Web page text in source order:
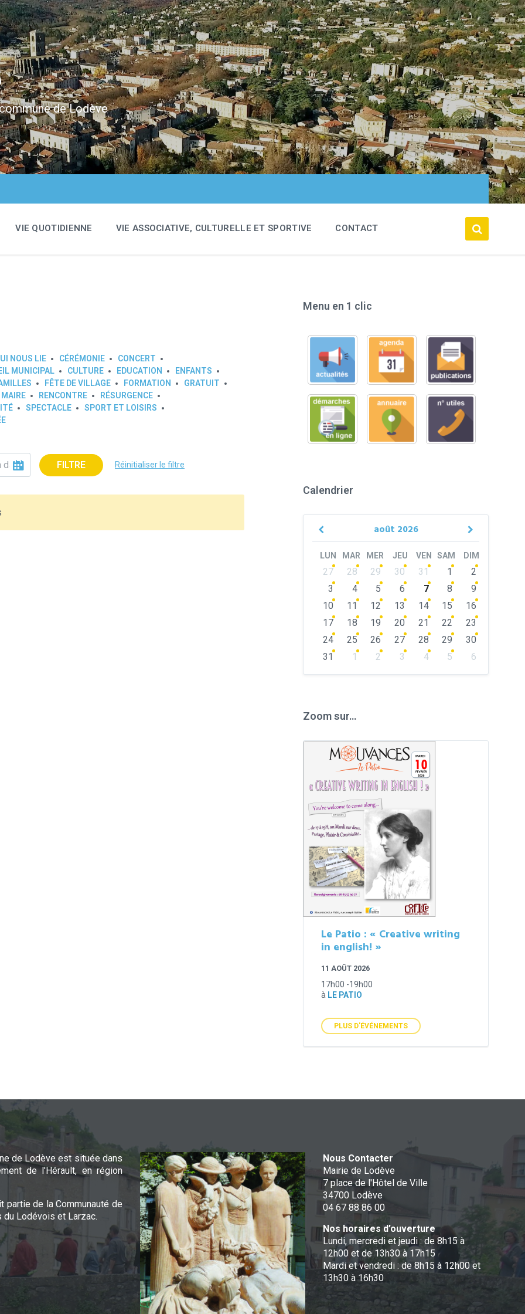
de Lodève
VIE QUOTIDIENNE VIE ASSOCIATIVE, CULTURELLE ET SPORTIVE CONTACT
NOUS LIE CÉRÉMONIE
CONCERT
MUNICIPAL CULTURE EDUCATION
ENFANTS
FÊTE DE VILLAGE FORMATION
GRATUIT
MAIRE RENCONTRE
RÉSURGENCE
SPECTACLE
SPORT ET LOISIRS
FILTRE Réinitialiser le filtre
Menu en 1 clic
Calendrier
août 2026
Previous
Next
LUN MAR MER JEU VEN SAM DIM
Skip
calendar
days
27 28 29 30 31 1
2
3
4 5 6 7 8
9
10
11 12 13 14 15
16
17
18 19 20 21 22
23
24
25 26 27 28 29
30
31
1 2 3 4 5
6
Zoom sur…
Le Patio : « Creative writing
in english! »
11 AOÛT 2026
17h00 -19h00
à LE PATIO
PLUS D'ÉVÉNEMENTS
de Lodève est située dans
de l'Hérault, en région
partie de la Communauté de
du Lodévois et Larzac.
Nous Contacter
Mairie de Lodève
7 place de l'Hôtel de Ville
34700 Lodève
04 67 88 86 00
Nos horaires d’ouverture
Lundi, mercredi et jeudi : de 8h15 à
12h00 et de 13h30 à 17h15
Mardi et vendredi : de 8h15 à 12h00 et
13h30 à 16h30